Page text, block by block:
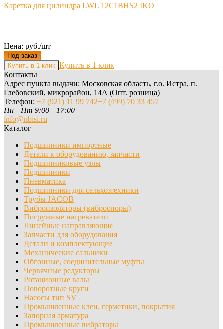
Каретка для цилиндра LWL 12C1BHS2 IKO
Цена: руб./шт
Под заказ
Купить в 1 клик
Контакты
Адрес пункта выдачи: Московская область, г.о. Истра, п.
Глебовский, микрорайон, 14А (Опт. розница)
Телефон: +7 (921) 11 99 742+7 (499) 70 33 457
Пн—Пт 9:00—17:00
info@nbisi.ru
Каталог
Подшипники импортные
Детали к оборудованию, запчасти
Подшипниковые узлы
Подшипники
Пневматика
Подшипники для сельхозтехники
Трубы JACOB
Виброизоляторы (виброопоры)
Погружные нагреватели
Линейные направляющие
Запчасти для оборудования
Детали и комплектующие
Механические сальники
Обгонные, соединительные муфты
Червячные редукторы
Ротационные валы
Поворотные круги
Насосы тип SV
Промышленные клеи, герметики, покрытия
Запорная арматура
Промышленные вибраторы